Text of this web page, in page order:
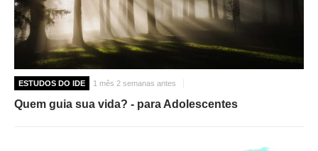
ESTUDOS DO IDE 1 mês 2 semanas antes
Quem guia sua vida? - para Adolescentes